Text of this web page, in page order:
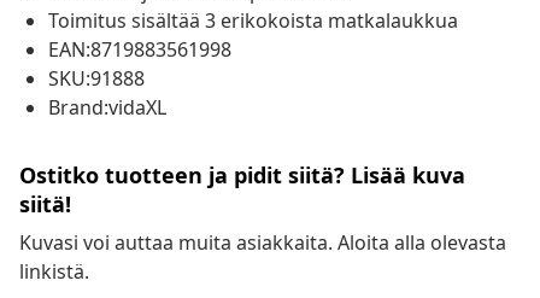
Toimitus sisältää 3 erikokoista matkalaukkua
EAN:8719883561998
SKU:91888
Brand:vidaXL
Ostitko tuotteen ja pidit siitä? Lisää kuva
siitä!
Kuvasi voi auttaa muita asiakkaita. Aloita alla olevasta
linkistä.